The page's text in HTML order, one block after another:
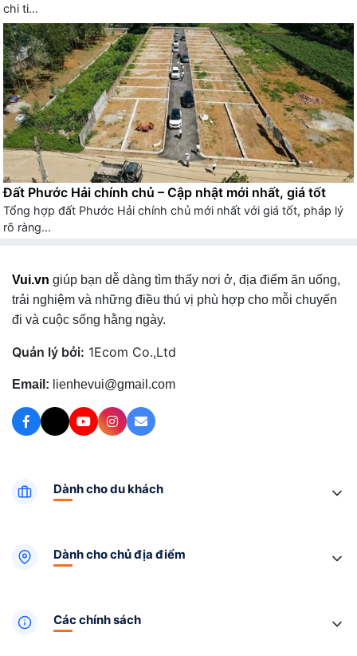
chi ti...
Đất Phước Hải chính chủ – Cập nhật mới nhất, giá tốt
Tổng hợp đất Phước Hải chính chủ mới nhất với giá tốt, pháp lý
rõ ràng...
Vui.vn giúp bạn dễ dàng tìm thấy nơi ở, địa điểm ăn uống,
trải nghiệm và những điều thú vị phù hợp cho mỗi chuyến
đi và cuộc sống hằng ngày.
Quản lý bởi: 1Ecom Co.,Ltd
Email: lienhevui@gmail.com
Dành cho du khách
Dành cho chủ địa điểm
Các chính sách